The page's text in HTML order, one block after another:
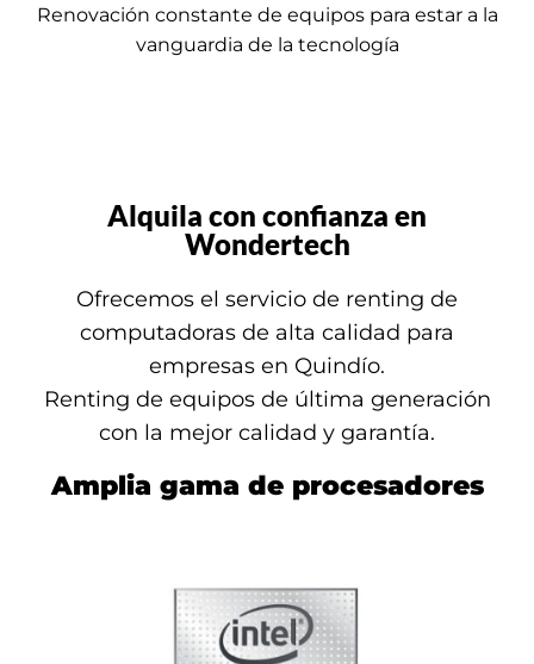
Renovación constante de equipos para estar a la
vanguardia de la tecnología
Alquila con confianza en
Wondertech
Ofrecemos el servicio de renting de
computadoras de alta calidad para
empresas en Quindío.
Renting de equipos de última generación
con la mejor calidad y garantía.
Amplia gama de procesadores